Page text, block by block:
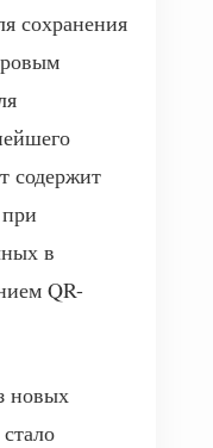
сохранения
содержит
в
QR-
новых